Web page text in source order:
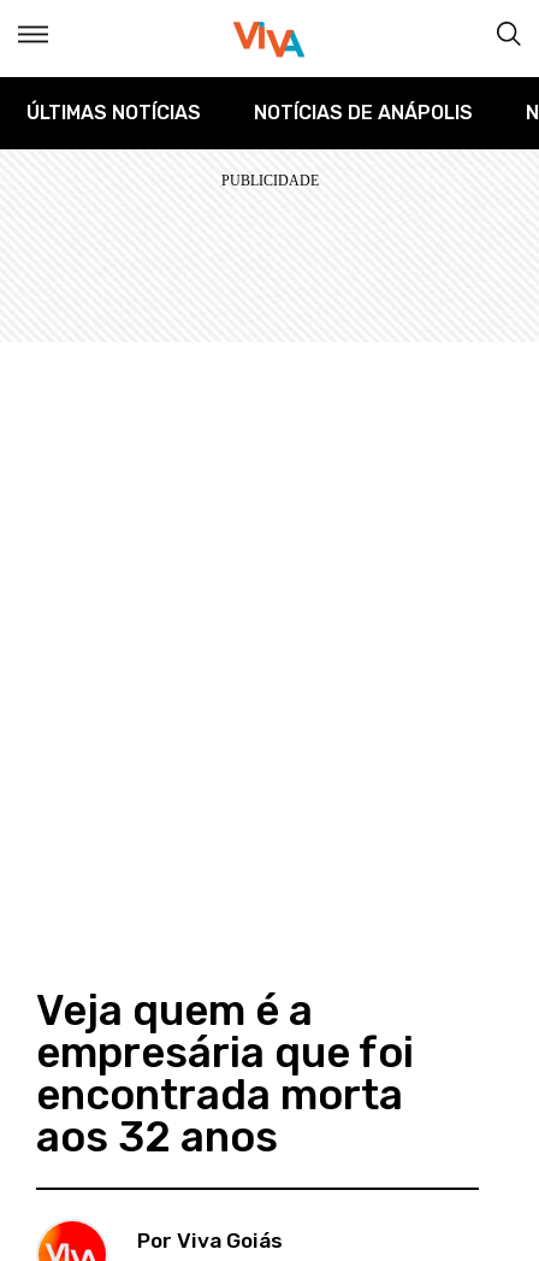
ÚLTIMAS NOTÍCIAS NOTÍCIAS DE ANÁPOLIS
Veja quem é a
empresária que foi
encontrada morta
aos 32 anos
Por Viva Goiás